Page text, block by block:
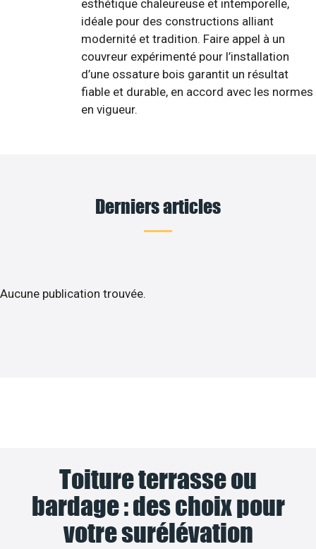
esthétique chaleureuse et intemporelle,
idéale pour des constructions alliant
modernité et tradition. Faire appel à un
couvreur expérimenté pour l’installation
d’une ossature bois garantit un résultat
fiable et durable, en accord avec les normes
en vigueur.
Derniers articles
Aucune publication trouvée.
Toiture terrasse ou
bardage : des choix pour
votre surélévation